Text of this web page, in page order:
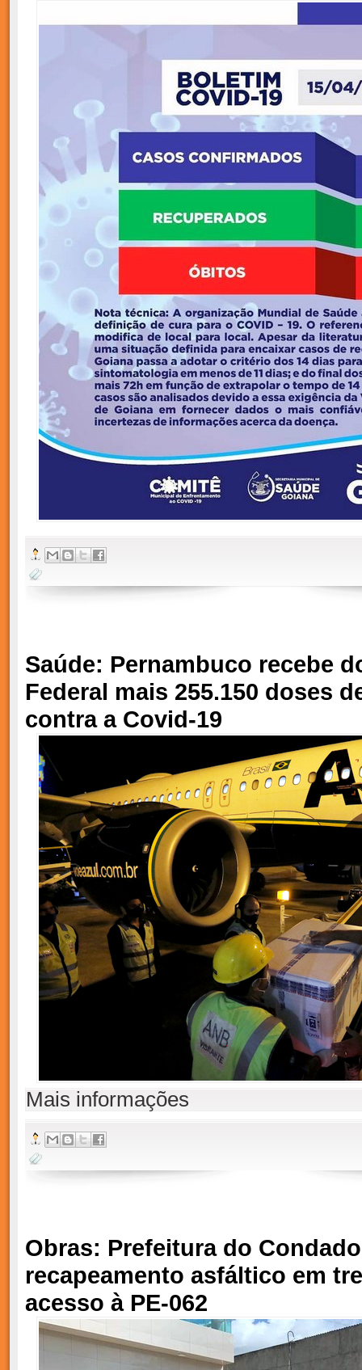
Saúde: Pernambuco recebe
Federal mais 255.150 doses
contra a Covid-19
Mais informações
Obras: Prefeitura do
recapeamento asfáltico em
acesso à PE-062